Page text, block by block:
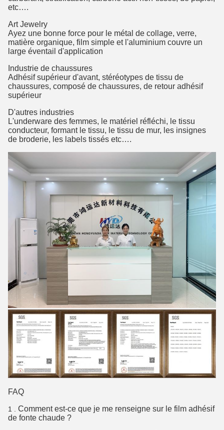
etc….
Art Jewelry
Ayez une bonne force pour le métal de collage, verre,
matière organique, film simple et l'aluminium couvre un
large éventail d'application
Industrie de chaussures
Adhésif supérieur d'avant, stéréotypes de tissu de
chaussures, composé de chaussures, de retour adhésif
supérieur
D'autres industries
L'underware des femmes, le matériel réfléchi, le tissu
conducteur, formant le tissu, le tissu de mur, les insignes
de broderie, les labels tissés etc….
FAQ
1 . Comment est-ce que je me renseigne sur le film adhésif
de fonte chaude ?